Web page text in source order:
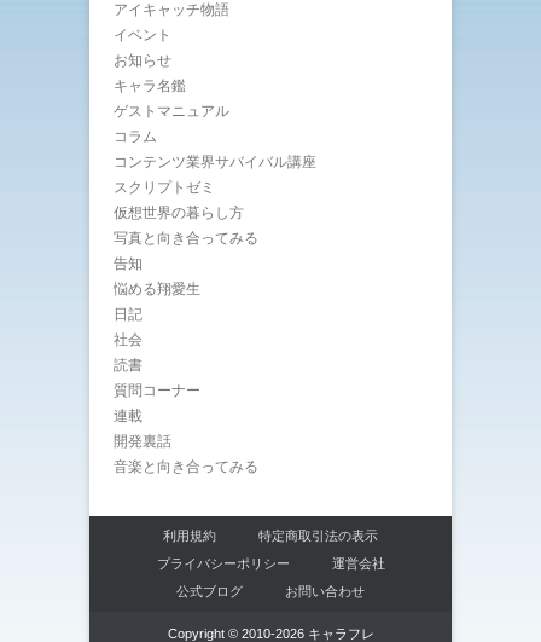
アイキャッチ物語
イベント
お知らせ
キャラ名鑑
ゲストマニュアル
コラム
コンテンツ業界サバイバル講座
スクリプトゼミ
仮想世界の暮らし方
写真と向き合ってみる
告知
悩める翔愛生
日記
社会
読書
質問コーナー
連載
開発裏話
音楽と向き合ってみる
利用規約
特定商取引法の表示
プライバシーポリシー
運営会社
公式ブログ
お問い合わせ
Copyright © 2010-2026 キャラフレ